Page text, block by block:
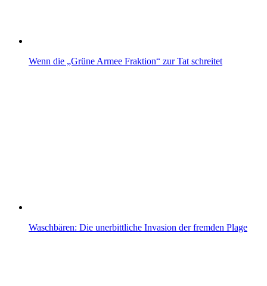
Wenn die „Grüne Armee Fraktion“ zur Tat schreitet
Waschbären: Die unerbittliche Invasion der fremden Plage